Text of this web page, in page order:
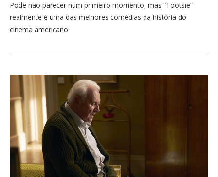
Pode não parecer num primeiro momento, mas “Tootsie”
realmente é uma das melhores comédias da história do
cinema americano